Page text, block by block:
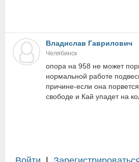
Владислав Гаврилович
Челябинск
опора на 958 не может
нормальной работе
причине-если она
свободе и Кай упадет на